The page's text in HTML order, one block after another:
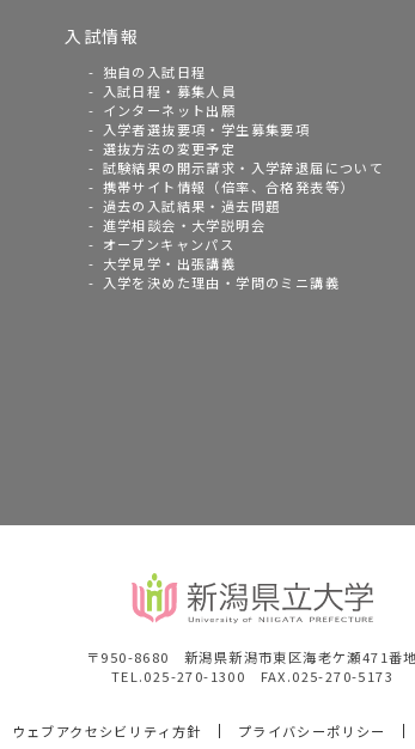
入試情報
独自の入試日程
入試日程・募集人員
インターネット出願
入学者選抜要項・学生募集要項
選抜方法の変更予定
試験結果の開示請求・入学辞退届について
携帯サイト情報（倍率、合格発表等）
過去の入試結果・過去問題
進学相談会・大学説明会
オープンキャンパス
大学見学・出張講義
入学を決めた理由・学問のミニ講義
〒950-8680 新潟県新潟市東区海老ケ瀬471番地
TEL.025-270-1300 FAX.025-270-5173
ウェブアクセシビリティ方針 プライバシーポリシー